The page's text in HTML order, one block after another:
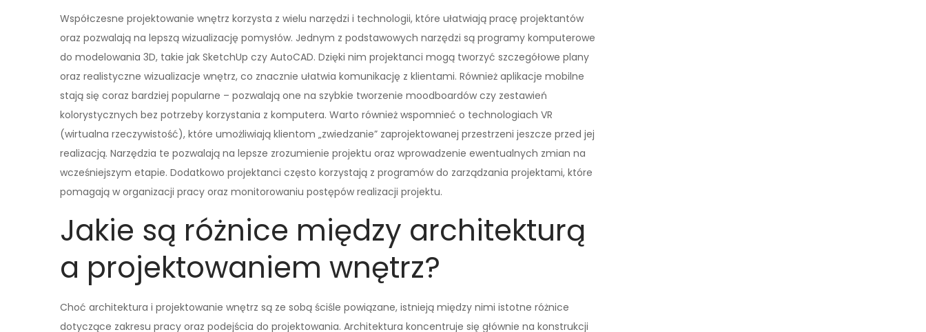
Współczesne projektowanie wnętrz korzysta z wielu narzędzi i technologii, które ułatwiają pracę projektantów
oraz pozwalają na lepszą wizualizację pomysłów. Jednym z podstawowych narzędzi są programy komputerowe
do modelowania 3D, takie jak SketchUp czy AutoCAD. Dzięki nim projektanci mogą tworzyć szczegółowe plany
oraz realistyczne wizualizacje wnętrz, co znacznie ułatwia komunikację z klientami. Również aplikacje mobilne
stają się coraz bardziej popularne – pozwalają one na szybkie tworzenie moodboardów czy zestawień
kolorystycznych bez potrzeby korzystania z komputera. Warto również wspomnieć o technologiach VR
(wirtualna rzeczywistość), które umożliwiają klientom „zwiedzanie” zaprojektowanej przestrzeni jeszcze przed jej
realizacją. Narzędzia te pozwalają na lepsze zrozumienie projektu oraz wprowadzenie ewentualnych zmian na
wcześniejszym etapie. Dodatkowo projektanci często korzystają z programów do zarządzania projektami, które
pomagają w organizacji pracy oraz monitorowaniu postępów realizacji projektu.
Jakie są różnice między architekturą
a projektowaniem wnętrz?
Choć architektura i projektowanie wnętrz są ze sobą ściśle powiązane, istnieją między nimi istotne różnice
dotyczące zakresu pracy oraz podejścia do projektowania. Architektura koncentruje się głównie na konstrukcji